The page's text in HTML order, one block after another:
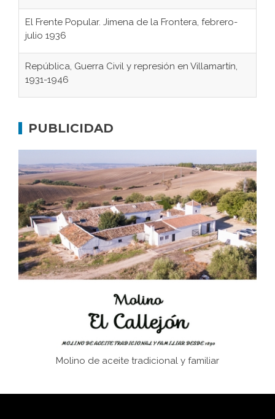
El Frente Popular. Jimena de la Frontera, febrero-
julio 1936
República, Guerra Civil y represión en Villamartín,
1931-1946
concentración nazis
Bornos
El Frente Popular. Ubrique, febrero-julio 1936
Juntar las letras. La alfabetización en el campo: del
afán de saber a la autogestión
Historia y vivencias del poblado de Los Hurones
PUBLICIDAD
Molino de aceite tradicional y familiar